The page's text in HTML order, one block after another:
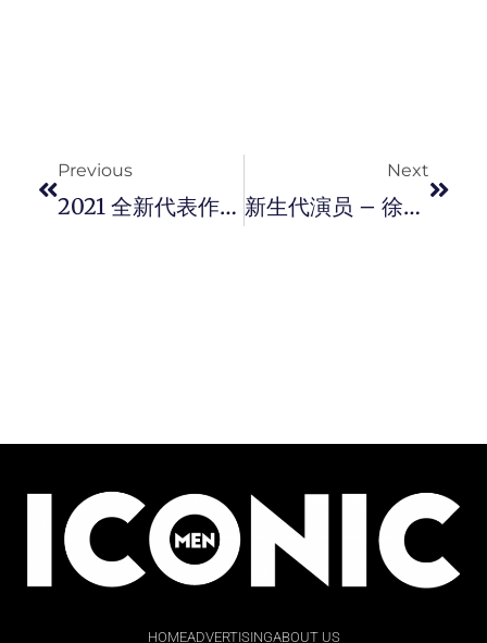
Previous
2021 全新代表作！瑞士 RADO 推出全新 Captain Cook 系列高科技陶瓷腕表。
Next
新生代演员 – 徐恺 ，鲜肉变型男「增肌」有诀窍！
HOMEADVERTISINGABOUT US